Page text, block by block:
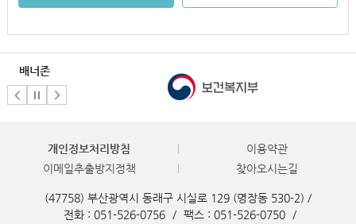
배너존
개인정보처리방침
이용약관
이메일추출방지정책
찾아오시는길
(47758) 부산광역시 동래구 시실로 129 (명장동 530-2) /
전화 : 051-526-0756
/ 팩스 : 051-526-0750
/